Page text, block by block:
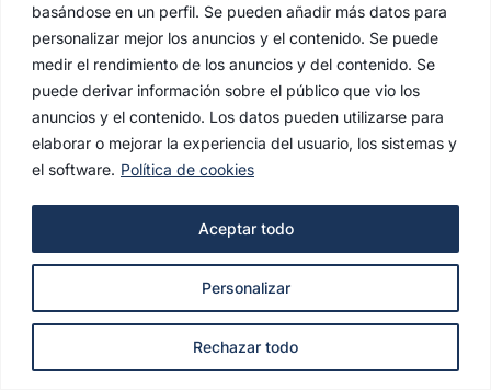
basándose en un perfil. Se pueden añadir más datos para
personalizar mejor los anuncios y el contenido. Se puede
medir el rendimiento de los anuncios y del contenido. Se
puede derivar información sobre el público que vio los
anuncios y el contenido. Los datos pueden utilizarse para
elaborar o mejorar la experiencia del usuario, los sistemas y
el software. Política de cookies
Personalizar
Rechazar todo
Aceptar todo